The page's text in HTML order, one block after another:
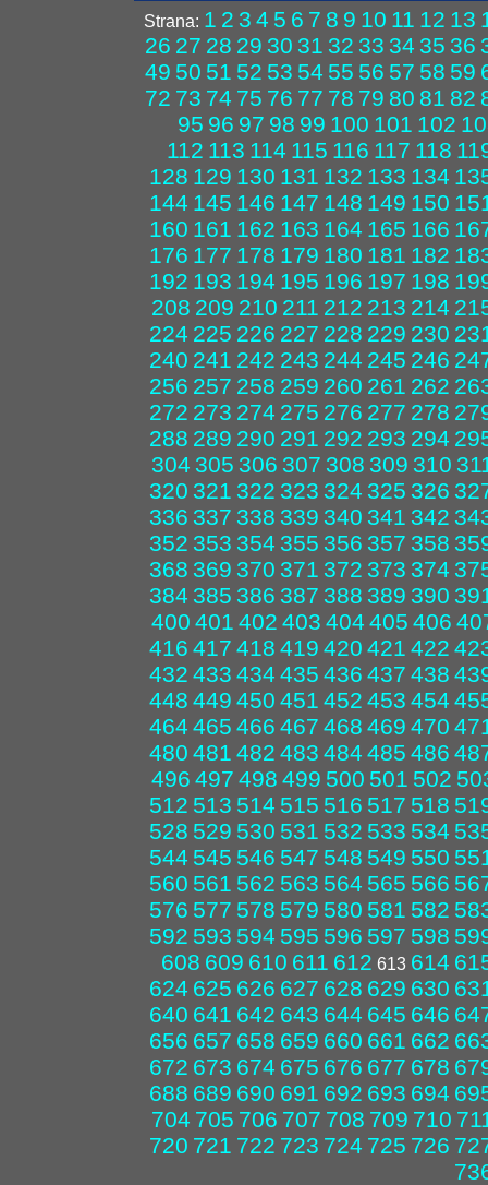
Strana: 1 2 3 4 5 6 7 8 9 10 11 12 13
26 27 28 29 30 31 32 33 34 35 36
49 50 51 52 53 54 55 56 57 58 59
72 73 74 75 76 77 78 79 80 81 82
95 96 97 98 99 100 101 102
112 113 114 115 116 117 118
128 129 130 131 132 133 134
144 145 146 147 148 149 150
160 161 162 163 164 165 166
176 177 178 179 180 181 182
192 193 194 195 196 197 198
208 209 210 211 212 213 214
224 225 226 227 228 229 230
240 241 242 243 244 245 246
256 257 258 259 260 261 262
272 273 274 275 276 277 278
288 289 290 291 292 293 294
304 305 306 307 308 309 310
320 321 322 323 324 325 326
336 337 338 339 340 341 342
352 353 354 355 356 357 358
368 369 370 371 372 373 374
384 385 386 387 388 389 390
400 401 402 403 404 405 406
416 417 418 419 420 421 422
432 433 434 435 436 437 438
448 449 450 451 452 453 454
464 465 466 467 468 469 470
480 481 482 483 484 485 486
496 497 498 499 500 501 502
512 513 514 515 516 517 518
528 529 530 531 532 533 534
544 545 546 547 548 549 550
560 561 562 563 564 565 566
576 577 578 579 580 581 582
592 593 594 595 596 597 598
608 609 610 611 612 613 614
624 625 626 627 628 629 630
640 641 642 643 644 645 646
656 657 658 659 660 661 662
672 673 674 675 676 677 678
688 689 690 691 692 693 694
704 705 706 707 708 709 710
720 721 722 723 724 725 726